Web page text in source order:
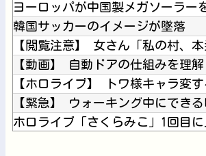
韓国サッカーのイメージが墜落
【ホロライブ】 トワ様キャラ変
【緊急】 ウォーキング中にでき